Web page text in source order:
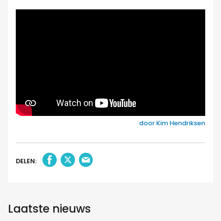
door Kim Hendriksen
DELEN:
Laatste nieuws